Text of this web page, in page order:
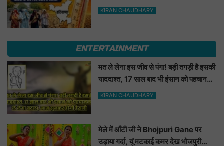
के बाद फिर बदलेगा मौसम
KIRAN CHAUDHARY
ENTERTAINMENT
मत ले लेना इस जीव से पंगा! बड़ी तगड़ी है इसकी
याददाश्त, 17 साल बाद भी इंसान को पहचानकर
ले लेगा बदला, नाम सुनकर होगी हैरानी...
KIRAN CHAUDHARY
मेले में आँटी जी ने Bhojpuri Gane पर
उड़ाया गर्दा, यूं मटकाई कमर देख भोजपुरी